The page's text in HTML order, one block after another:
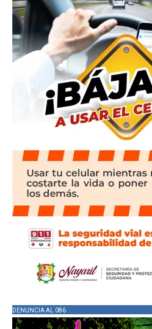
DENUNCIA AL 086